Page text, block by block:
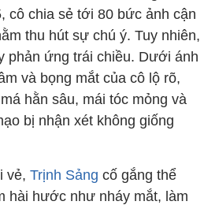
cô chia sẻ tới 80 bức ảnh cận
thu hút sự chú ý. Tuy nhiên,
phản ứng trái chiều. Dưới ánh
và bọng mắt của cô lộ rõ,
hằn sâu, mái tóc mỏng và
bị nhận xét không giống
vẻ, Trịnh Sảng cố gắng thể
hài hước như nháy mắt, làm